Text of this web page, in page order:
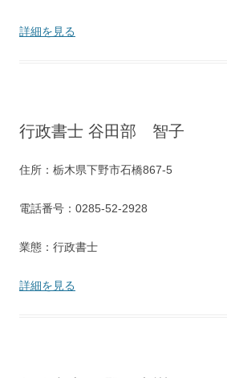
詳細を見る
行政書士 谷田部 智子
住所：栃木県下野市石橋867-5
電話番号：0285-52-2928
業態：行政書士
詳細を見る